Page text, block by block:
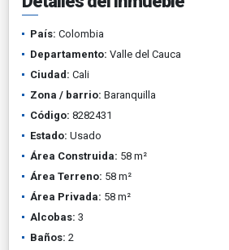
País: Colombia
Departamento: Valle del Cauca
Ciudad: Cali
Zona / barrio: Baranquilla
Código: 8282431
Estado: Usado
Área Construida: 58 m²
Área Terreno: 58 m²
Área Privada: 58 m²
Alcobas: 3
Baños: 2